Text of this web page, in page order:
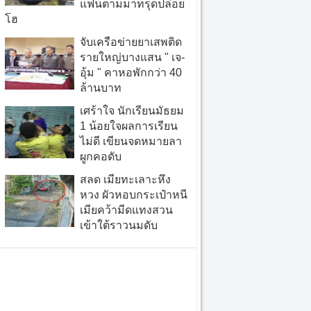
แฟนตามมาทรุดปล่อย
โฮ
จับเครือข่ายยาเสพติด
รายใหญ่บางแสน " เจ-
อุ้ม " คาหอพักกว่า 40
ล้านบาท
เศร้าใจ นักเรียนมัธยม
1 น้อยใจผลการเรียน
ไม่ดี เขียนจดหมายลา
ผูกคอดับ
สลด เมียทะเลาะหึง
หวง ผัวหอบกระเป๋าหนี
เมียคว้ามีดแทงสวน
เข้าใต้ราวนมดับ